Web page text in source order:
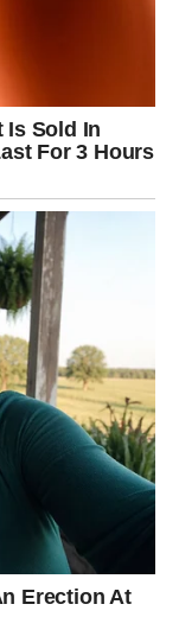
rast, uspjeh i
su da ih život
ih tjerale da
gubili nadu,
dani. Sada se
ulogu u
partneri,
emocije. Neki
pamtiti i koji
ono na čemu
više neće
priznanja ili